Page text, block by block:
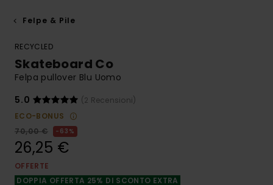
Felpe & Pile
RECYCLED
Skateboard Co
Felpa pullover Blu Uomo
5.0
(2 Recensioni)
ECO-BONUS
70,00 €
63%
26,25 €
OFFERTE
DOPPIA OFFERTA 25% DI SCONTO EXTRA